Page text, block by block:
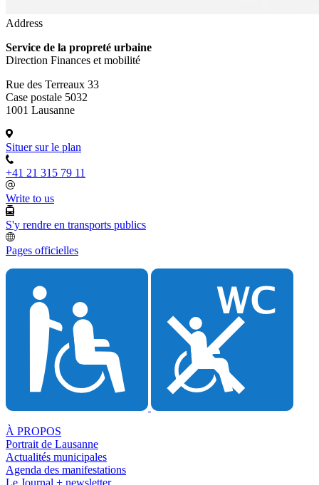
Address
Service de la propreté urbaine
Direction Finances et mobilité
Rue des Terreaux 33
Case postale 5032
1001 Lausanne
Situer sur le plan
+41 21 315 79 11
Write to us
S'y rendre en transports publics
Pages officielles
À PROPOS
Portrait de Lausanne
Actualités municipales
Agenda des manifestations